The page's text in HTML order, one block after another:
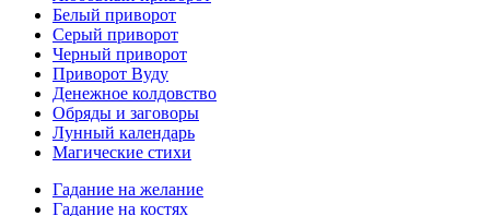
Белый приворот
Серый приворот
Черный приворот
Приворот Вуду
Денежное колдовство
Обряды и заговоры
Лунный календарь
Магические стихи
Гадание на желание
Гадание на костях